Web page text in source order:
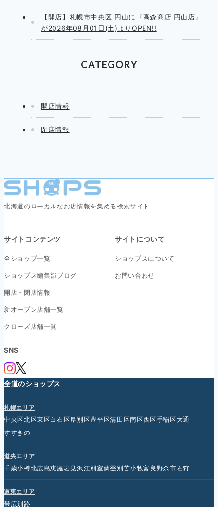
【開店】札幌市中央区 円山に『高森商店 円山店』
が2026年08月01日(土)よりOPEN!!
CATEGORY
開店情報
閉店情報
北海道のローカルなお店情報を集める検索サイト
サイトコンテンツ
全ショップ一覧
ショップス編集部ブログ
開店・閉店情報
新オープン店舗一覧
クローズ店舗一覧
サイトについて
ショップスについて
お問い合わせ
SNS
全道のショップス
札幌エリア
中央区北区東区白石区厚別区豊平区清田区南区西区手稲区大通
すすきの
道央エリア
千歳小樽北広島恵庭岩見沢江別室蘭登別苫小牧富良野余市石狩
道東エリア
帯広釧路